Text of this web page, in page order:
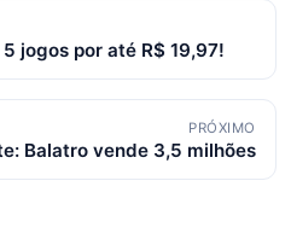
jogos por até R$ 19,97!
PRÓXIMO
Balatro vende 3,5 milhões